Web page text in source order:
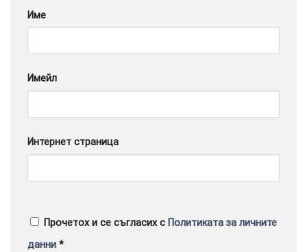
Име
Имейл
Интернет страница
Прочетох и се съгласих с Политиката за личните
данни *